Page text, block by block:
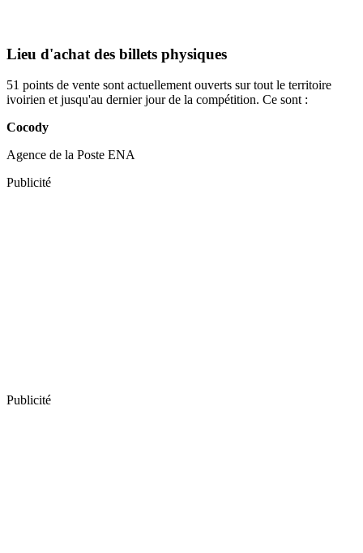
Lieu d'achat des billets physiques
51 points de vente sont actuellement ouverts sur tout le territoire
ivoirien et jusqu'au dernier jour de la compétition. Ce sont :
Cocody
Agence de la Poste ENA
Publicité
Publicité